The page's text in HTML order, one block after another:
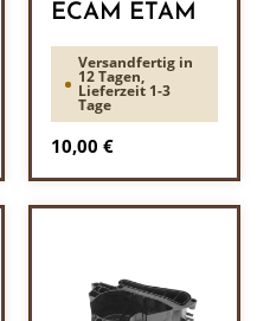
ECAM ETAM
Versandfertig in
12 Tagen,
Lieferzeit 1-3
Tage
Regulärer Preis:
10,00 €